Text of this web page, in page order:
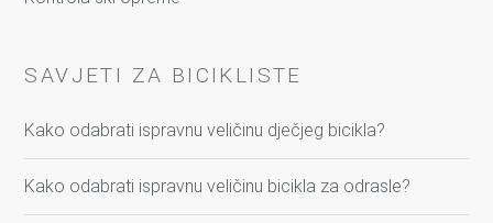
SAVJETI ZA BICIKLISTE
Kako odabrati ispravnu veličinu dječjeg bicikla?
Kako odabrati ispravnu veličinu bicikla za odrasle?